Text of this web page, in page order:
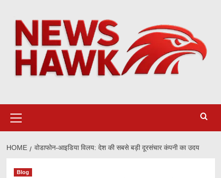
content
Menu
HOME वोडाफोन-आइडिया विलय: देश की सबसे बड़ी दूरसंचार कंपनी का उदय
Blog